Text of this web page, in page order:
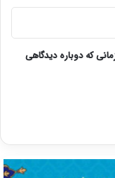
که دوباره دیدگاهی